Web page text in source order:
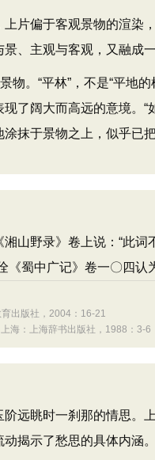
偏于客观景物的渲染
、主观与客观，又融成一
。“平林”，不是“平地的
了阔大而高远的意境。
抹于景物之上，似乎已
湘山野录》卷上说：“此
《蜀中广记》卷一〇四
出版社，2004：16-21
海：上海辞书出版社，1988：3-6
眺时一刹那的情思。
揭示了愁思的具体内涵。